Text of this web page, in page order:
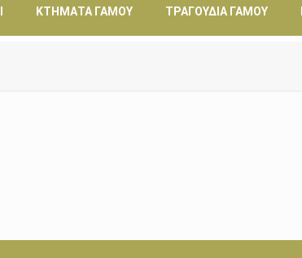
ΚΤΉΜΑΤΑ ΓΆΜΟΥ ΤΡΑΓΟΎΔΙΑ ΓΆΜΟΥ